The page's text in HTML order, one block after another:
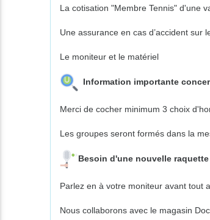
La cotisation "Membre Tennis" d'une
Une assurance en cas d’accident sur
Le moniteur et le matériel
Information importante
Merci de cocher minimum 3 choix
Les groupes seront formés dans la
Besoin d'une nouvelle raquette
Parlez en à votre moniteur avant tout
Nous collaborons avec le magasin